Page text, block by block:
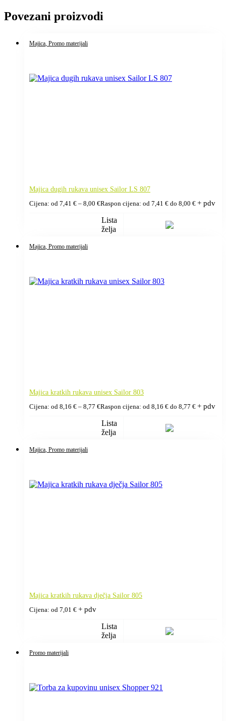
Povezani proizvodi
Majica, Promo materijali
Majica dugih rukava unisex Sailor LS 807
Cijena: od 7,41 € – 8,00 €Raspon cijena: od 7,41 € do 8,00 € + pdv
Lista
želja
Majica, Promo materijali
Majica kratkih rukava unisex Sailor 803
Cijena: od 8,16 € – 8,77 €Raspon cijena: od 8,16 € do 8,77 € + pdv
Lista
želja
Majica, Promo materijali
Majica kratkih rukava dječja Sailor 805
Cijena: od 7,01 € + pdv
Lista
želja
Promo materijali